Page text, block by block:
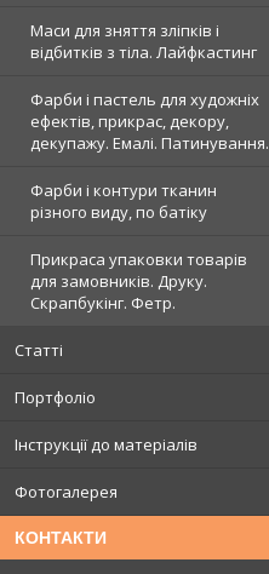
Маси для зняття зліпків і
відбитків з тіла. Лайфкастинг
Фарби і пастель для художніх
ефектів, прикрас, декору,
декупажу. Емалі. Патинування.
Фарби і контури тканин
різного виду, по батіку
Прикраса упаковки товарів
для замовників. Друку.
Скрапбукінг. Фетр.
Статті
Портфоліо
Інструкції до матеріалів
Фотогалерея
КОНТАКТИ